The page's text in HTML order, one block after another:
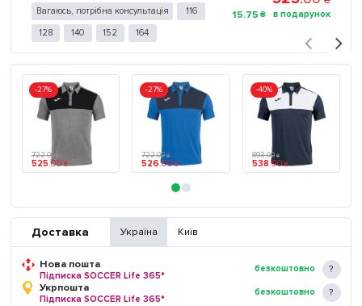
Вагаюсь, потрібна консультація 116
128 140 152 164
15.75 ₴
-27%
722.00 ₴
525 .00 ₴
-27%
722.00 ₴
526.00 ₴
-40%
893.00 ₴
538 .00 ₴
Доставка Україна Київ
Нова пошта
Підписка SOCCER Life 365*
безкоштовно
Укрпошта
Підписка SOCCER Life 365*
безкоштовно